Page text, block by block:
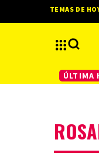
TEMAS DE
ÚLTIMA